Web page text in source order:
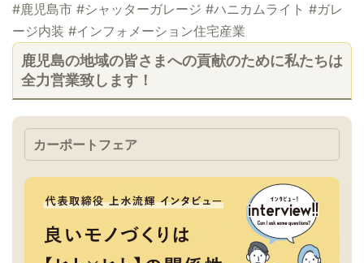
#鹿児島市 #シャッターガレージ #ハニカムライト #ガレ
ージ内装 #インフォメーション住宅産業
鹿児島の地域の皆さまへの貢献のために私たちは
全力営業致します！
カーポートフェア